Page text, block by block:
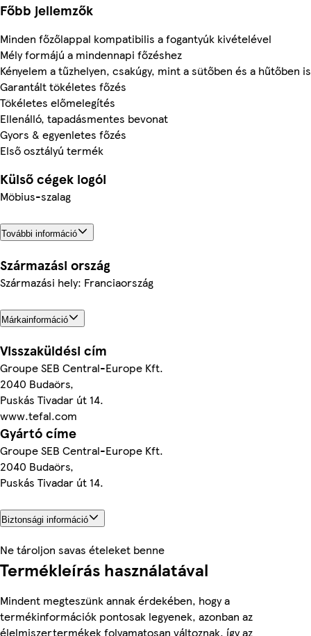
Főbb jellemzők
Minden főzőlappal kompatibilis a fogantyúk kivételével
Mély formájú a mindennapi főzéshez
Kényelem a tűzhelyen, csakúgy, mint a sütőben és a hűtőben is
Garantált tökéletes főzés
Tökéletes előmelegítés
Ellenálló, tapadásmentes bevonat
Gyors & egyenletes főzés
Első osztályú termék
Külső cégek logói
Möbius-szalag
További információ
Származási ország
Származási hely: Franciaország
Márkainformáció
Visszaküldési cím
Groupe SEB Central-Europe Kft.
2040 Budaörs,
Puskás Tivadar út 14.
www.tefal.com
Gyártó címe
Groupe SEB Central-Europe Kft.
2040 Budaörs,
Puskás Tivadar út 14.
Biztonsági információ
Ne tároljon savas ételeket benne
Termékleírás használatával
Mindent megteszünk annak érdekében, hogy a
termékinformációk pontosak legyenek, azonban az
élelmiszertermékek folyamatosan változnak, így az